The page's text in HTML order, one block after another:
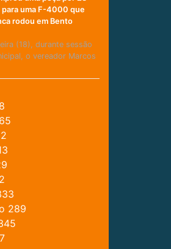
para uma F-4000 que
rodou em Bento
(18), durante sessão
o vereador Marcos
65
289